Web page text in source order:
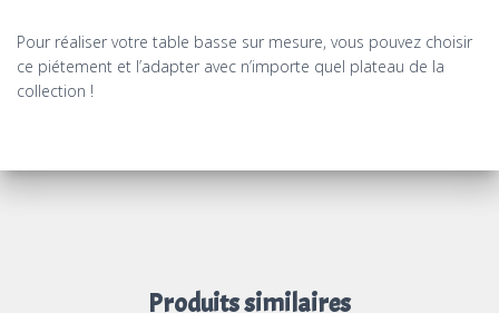
Pour réaliser votre table basse sur mesure, vous pouvez choisir
ce piétement et l’adapter avec n’importe quel plateau de la
collection !
Produits similaires